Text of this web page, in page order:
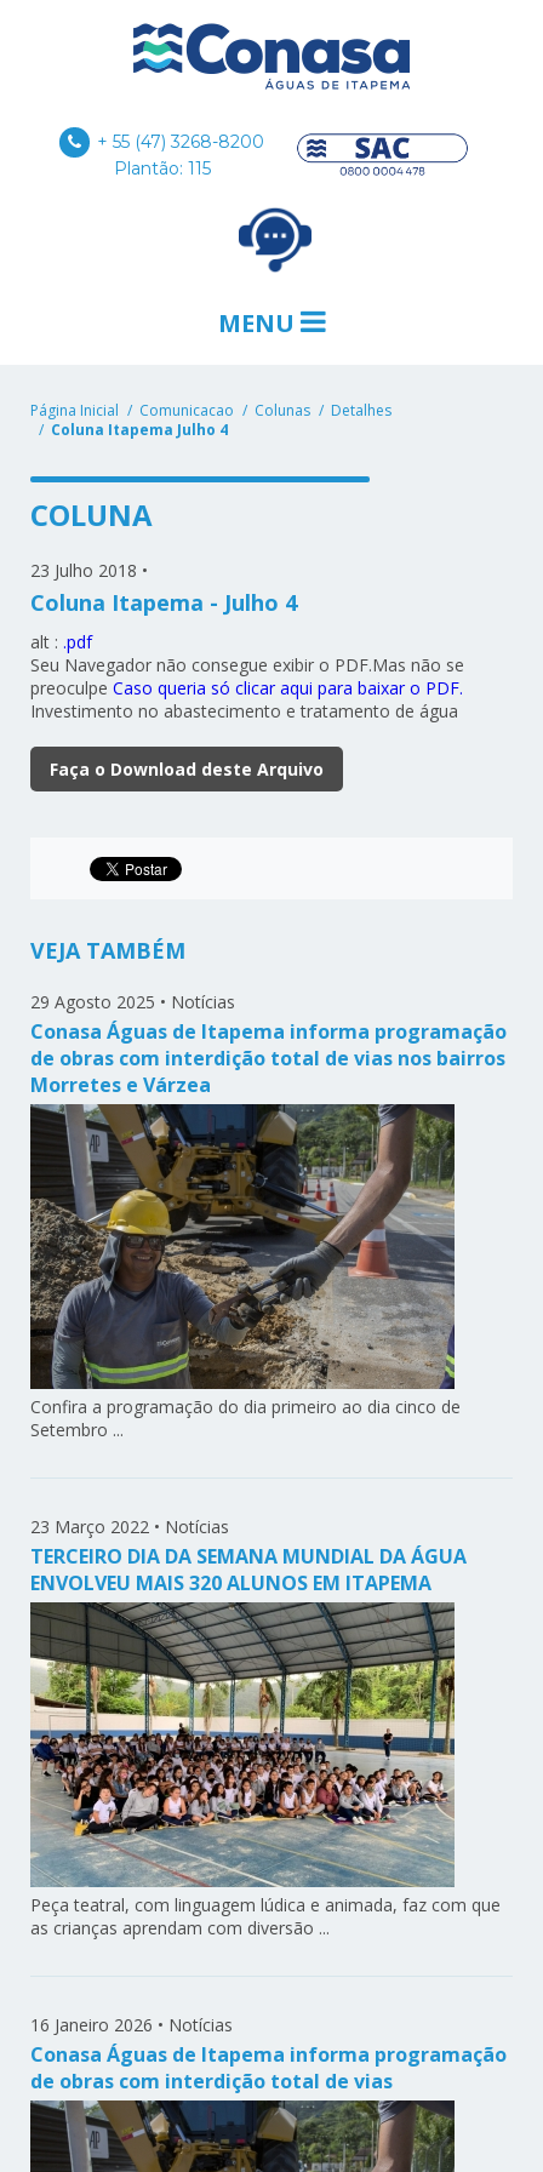
+ 55 (47) 3268-8200
Plantão: 115
MENU
Página Inicial Comunicacao Colunas
Detalhes
Coluna Itapema Julho 4
COLUNA
23 Julho 2018 •
Coluna Itapema - Julho 4
alt : .pdf
Seu Navegador não consegue exibir o PDF.Mas não se
preoculpeCaso queria só clicar aqui para baixar o PDF.
Investimento no abastecimento e tratamento de água
Faça o Download deste Arquivo
VEJA TAMBÉM
29 Agosto 2025 • Notícias
Conasa Águas de Itapema informa programação
de obras com interdição total de vias nos bairros
Morretes e Várzea
Confira a programação do dia primeiro ao dia cinco de
Setembro ...
23 Março 2022 • Notícias
TERCEIRO DIA DA SEMANA MUNDIAL DA ÁGUA
ENVOLVEU MAIS 320 ALUNOS EM ITAPEMA
Peça teatral, com linguagem lúdica e animada, faz com que
as crianças aprendam com diversão ...
16 Janeiro 2026 • Notícias
Conasa Águas de Itapema informa programação
de obras com interdição total de vias